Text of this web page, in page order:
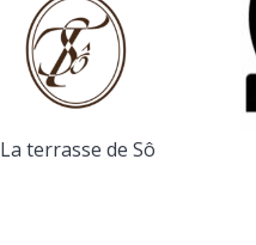
La terrasse de Sô